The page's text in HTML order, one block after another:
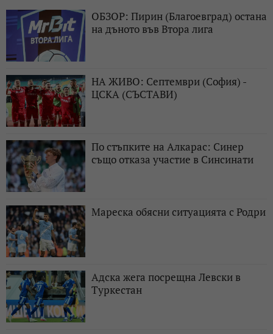
ОБЗОР: Пирин (Благоевград) остана
на дъното във Втора лига
НА ЖИВО: Септември (София) -
ЦСКА (СЪСТАВИ)
По стъпките на Алкарас: Синер
също отказа участие в Синсинати
Мареска обясни ситуацията с Родри
Адска жега посрещна Левски в
Туркестан